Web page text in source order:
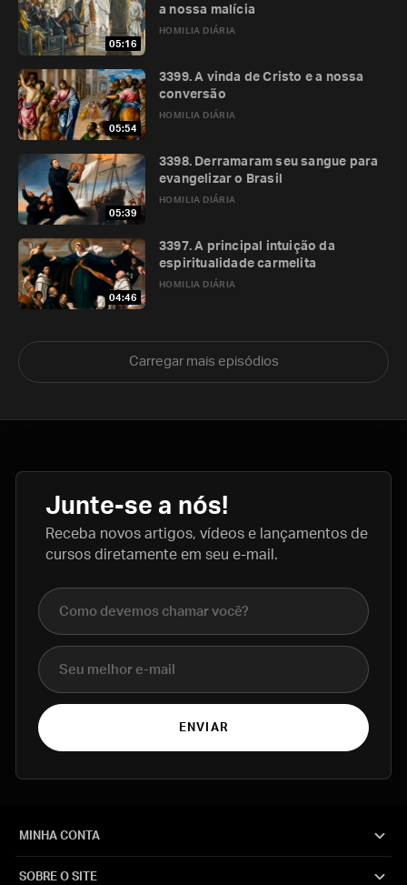
05:16
HOMILIA DIÁRIA
a nossa malícia
05:54
HOMILIA DIÁRIA
3399. A vinda de Cristo e a nossa
conversão
05:39
HOMILIA DIÁRIA
3398. Derramaram seu sangue para
evangelizar o Brasil
04:46
HOMILIA DIÁRIA
3397. A principal intuição da
espiritualidade carmelita
Carregar mais episódios
Junte-se a nós!
Receba novos artigos, vídeos e lançamentos de
cursos diretamente em seu e-mail.
Nome completo
E-mail
ENVIAR
MINHA CONTA
SOBRE O SITE